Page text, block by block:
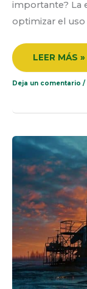
importante? La
optimizar el uso
LEER MÁS »
Deja un comentario /
DEL
MANEJO
Y
GESTIÓN
DE
AGUAS